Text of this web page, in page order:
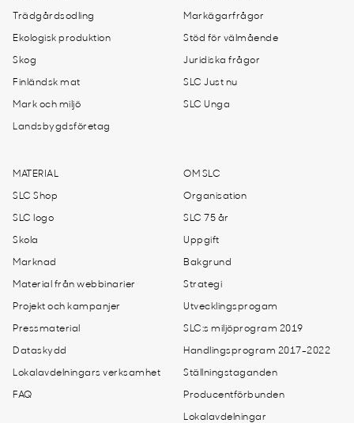
Trädgårdsodling
Ekologisk produktion
Skog
Finländsk mat
Mark och miljö
Landsbygdsföretag
Markägarfrågor
Stöd för välmående
Juridiska frågor
SLC Just nu
SLC Unga
MATERIAL
SLC Shop
SLC logo
Skola
Marknad
Material från webbinarier
Projekt och kampanjer
Pressmaterial
Dataskydd
Lokalavdelningars verksamhet
FAQ
OM SLC
Organisation
SLC 75 år
Uppgift
Bakgrund
Strategi
Utvecklingsprogam
SLC:s miljöprogram 2019
Handlingsprogram 2017-2022
Ställningstaganden
Producentförbunden
Lokalavdelningar